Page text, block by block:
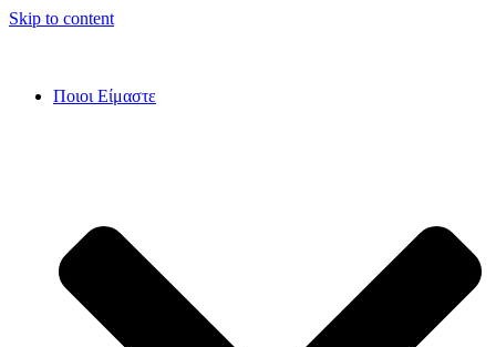
Skip to content
Ποιοι Είμαστε